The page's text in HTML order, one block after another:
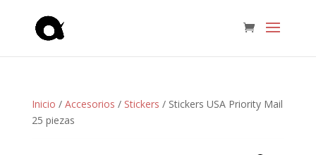
Inicio / Accesorios / Stickers / Stickers USA Priority Mail
25 piezas